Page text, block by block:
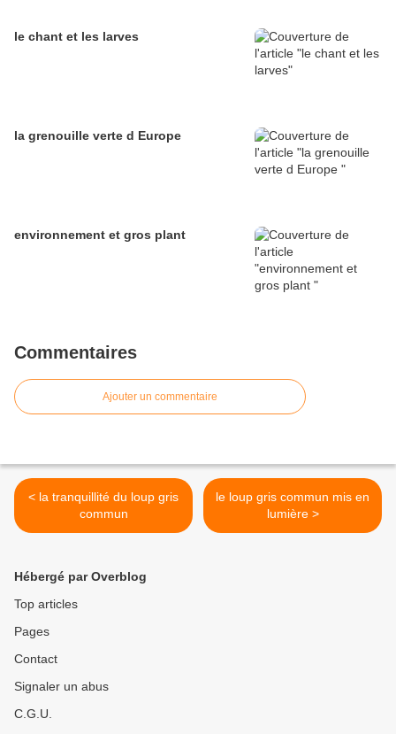
le chant et les larves
la grenouille verte d Europe
environnement et gros plant
Commentaires
Ajouter un commentaire
< la tranquillité du loup gris
commun
le loup gris commun mis en
lumière >
Hébergé par Overblog
Top articles
Pages
Contact
Signaler un abus
C.G.U.